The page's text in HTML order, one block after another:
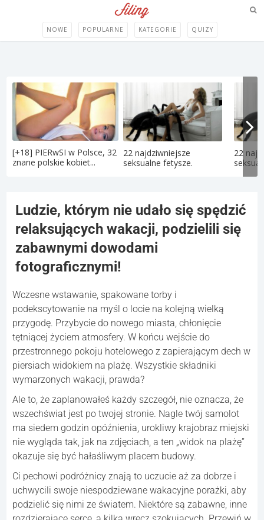
NOWE POPULARNE KATEGORIE QUIZY
[+18] PIERwSI w Polsce, 32
znane polskie kobiet...
22 najdziwniejsze
seksualne fetysze.
22
Ludzie, którym nie udało się spędzić
relaksujących wakacji, podzielili się
zabawnymi dowodami
fotograficznymi!
Wczesne wstawanie, spakowane torby i
podekscytowanie na myśl o locie na kolejną wielką
przygodę. Przybycie do nowego miasta, chłonięcie
tętniącej życiem atmosfery. W końcu wejście do
przestronnego pokoju hotelowego z zapierającym dech w
piersiach widokiem na plażę. Wszystkie składniki
wymarzonych wakacji, prawda?
Ale to, że zaplanowałeś każdy szczegół, nie oznacza, że ​​
wszechświat jest po twojej stronie. Nagle twój samolot
ma siedem godzin opóźnienia, urokliwy krajobraz miejski
nie wygląda tak, jak na zdjęciach, a ten „widok na plażę”
okazuje się być hałaśliwym placem budowy.
Ci pechowi podróżnicy znają to uczucie aż za dobrze i
uchwycili swoje niespodziewane wakacyjne porażki, aby
podzielić się nimi ze światem. Niektóre są zabawne, inne